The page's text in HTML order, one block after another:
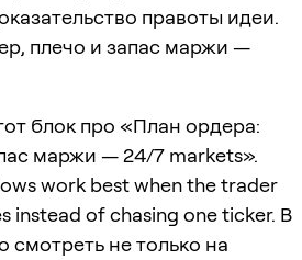
правоты идеи.
плечо и запас маржи —
блок про «План ордера:
маржи — 24/7 markets».
work best when the trader
instead of chasing one ticker. В
смотреть не только на